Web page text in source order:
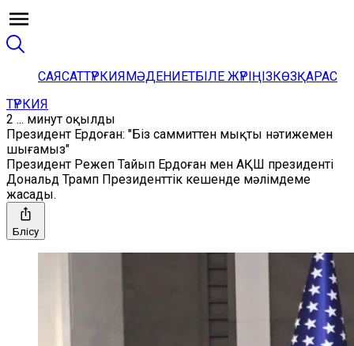
САЯСАТТҮРКИЯМӘДЕНИЕТБІЛЕ ЖҮРІҢІЗКӨЗҚАРАС
ТҮРКИЯ
2 ... минут оқылды
Президент Ердоған: "Біз саммиттен мықты нәтижемен
шығамыз"
Президент Режеп Тайып Ердоған мен АҚШ президенті
Дональд Трамп Президенттік кешенде мәлімдеме
жасады.
Бөлісу